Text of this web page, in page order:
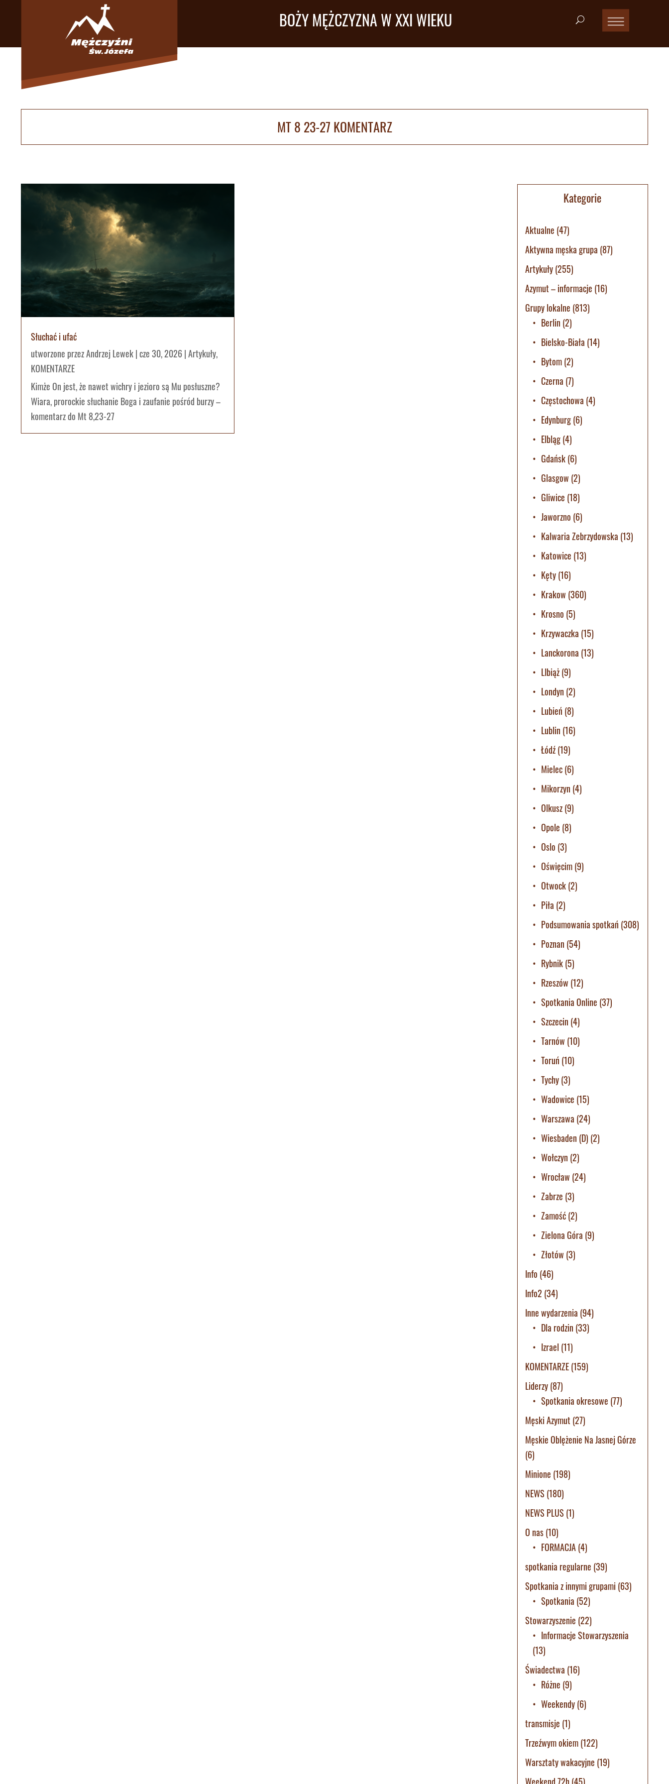
BOŻY MĘŻCZYZNA W XXI WIEKU
MT 8 23-27 KOMENTARZ
Słuchać i ufać
utworzone przezAndrzej Lewek|cze 30, 2026|Artykuły,
KOMENTARZE
Kimże On jest, że nawet wichry i jezioro są Mu posłuszne?
Wiara, prorockie słuchanie Boga i zaufanie pośród burzy –
komentarz do Mt 8,23-27
Kategorie
Aktualne (47)
Aktywna męska grupa (87)
Artykuły(255)
Azymut – informacje (16)
Grupy lokalne (813)
Berlin (2)
Bielsko-Biała (14)
Bytom(2)
Czerna (7)
Częstochowa (4)
Edynburg(6)
Elbląg(4)
Gdańsk(6)
Glasgow (2)
Gliwice (18)
Jaworzno (6)
Kalwaria Zebrzydowska (13)
Katowice (13)
Kęty(16)
Krakow (360)
Krosno (5)
Krzywaczka (15)
Lanckorona (13)
LIbiąż(9)
Londyn (2)
Lubień (8)
Lublin (16)
Łódź(19)
Mielec(6)
Mikorzyn (4)
Olkusz(9)
Opole (8)
Oslo (3)
Oświęcim(9)
Otwock(2)
Piła (2)
Podsumowania spotkań (308)
Poznan (54)
Rybnik(5)
Rzeszów (12)
Spotkania Online (37)
Szczecin (4)
Tarnów (10)
Toruń (10)
Tychy(3)
Wadowice (15)
Warszawa (24)
Wiesbaden (D) (2)
Wołczyn (2)
Wrocław (24)
Zabrze (3)
Zamość(2)
Zielona Góra (9)
Złotów (3)
Info (46)
Info2 (34)
Inne wydarzenia (94)
Dla rodzin (33)
Izrael (11)
KOMENTARZE(159)
Liderzy(87)
Spotkania okresowe (77)
Męski Azymut (27)
Męskie Oblężenie Na Jasnej Górze
(6)
Minione (198)
NEWS (180)
NEWS PLUS (1)
O nas(10)
FORMACJA(4)
spotkania regularne (39)
Spotkania z innymi grupami (63)
Spotkania (52)
Stowarzyszenie (22)
Informacje Stowarzyszenia
(13)
Świadectwa (16)
Różne (9)
Weekendy(6)
transmisje (1)
Trzeźwym okiem(122)
Warsztaty wakacyjne (19)
Weekend 72h(45)